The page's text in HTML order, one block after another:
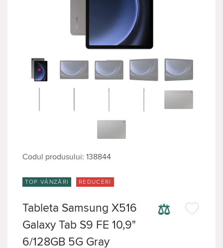
Codul produsului: 138844
TOP VÂNZĂRI REDUCERI
⚖
Tableta Samsung X516
Galaxy Tab S9 FE 10,9"
6/128GB 5G Gray